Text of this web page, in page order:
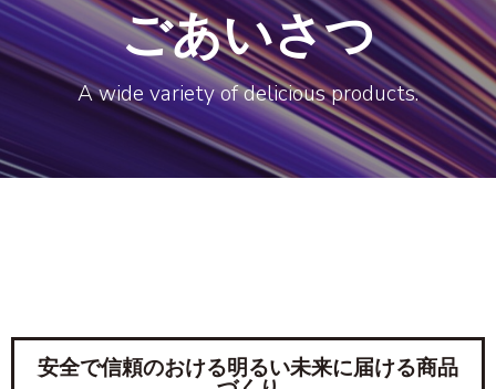
ごあいさつ
A wide variety of delicious products.
安全で信頼のおける明るい未来に届ける商品